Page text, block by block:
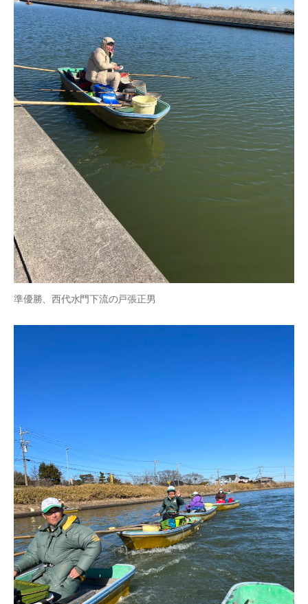
準優勝、西代水門下流の戸張正男